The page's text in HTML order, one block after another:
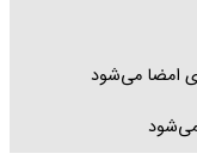
امضا می‌شود